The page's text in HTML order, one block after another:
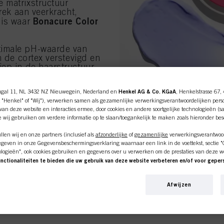
matrixstructuur
aan veerkracht,
waar Bonacure Color
pH-waarde van
cortex verstevigd en
in de haarstructuur
Technology wordt
een langdurige
föhnen.
DE
pH 4.5 BALANCER
calciumhydroxide om
de optimale pH van
VEGAN CARE
shop is exclusief voor
11, NL 3432 NZ Nieuwegein, Nederland en Henkel AG & Co. KGaA , Henkelstrasse
of "Wij"), verwerken samen als gezamenlijke verwerkingsverantwoordelijken
deze website en interacties ermee, door cookies en andere soortgelijke technologieën
wij gebruiken om verdere informatie op te slaan/toegankelijk te maken zoals hieronder
wij en onze partners (inclusief als afzonderlijke ofgezamenlijke
in onze Gegevensbeschermingsverklaring waarnaar een link in de voettekst, sectie
ook cookies gebruiken en gegevens over u verwerken om de prestaties van deze
te bieden die uw gebruik van deze website verbeteren en/of voor
u aanmaken die verrijkt kunnen worden met gegevens die van derden en andere
Afwijzen